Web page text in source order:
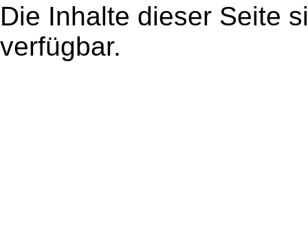
Die Inhalte dieser Seite
verfügbar.